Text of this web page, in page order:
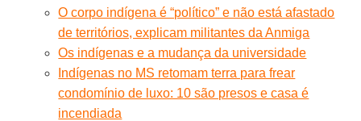
O corpo indígena é “político” e não está afastado
de territórios, explicam militantes da Anmiga
Os indígenas e a mudança da universidade
Indígenas no MS retomam terra para frear
condomínio de luxo: 10 são presos e casa é
incendiada